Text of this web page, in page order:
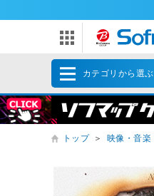
カテゴリから選ぶ
トップ ＞ 映像・音楽